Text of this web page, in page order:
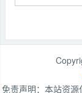
免责声明：本站资